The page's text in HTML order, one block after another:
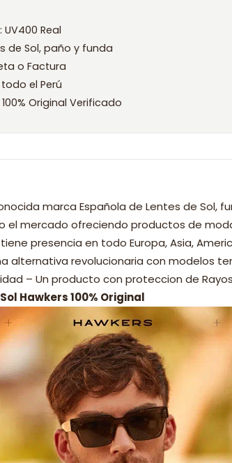
: UV400 Real
de Sol, paño y funda
o Factura
el Perú
Original Verificado
marca Española de Lentes de Sol,
el mercado ofreciendo productos de
presencia en todo Europa, Asia,
alternativa revolucionaria con modelos
– Un producto con proteccion de
Hawkers 100% Original